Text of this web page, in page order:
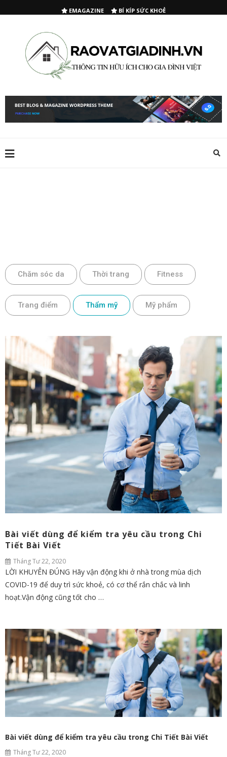
EMAGAZINE BÍ KÍP SỨC KHOẺ
Chăm sóc da Thời trang Fitness
Trang điểm Thẩm mỹ Mỹ phẩm
Bài viết dùng để kiểm tra yêu cầu trong Chi
Tiết Bài Viết
Tháng Tư 22, 2020
LỜI KHUYÊN ĐÚNG Hãy vận động khi ở nhà trong mùa dịch
COVID-19 để duy trì sức khoẻ, có cơ thể rắn chắc và linh
hoạt.Vận động cũng tốt cho …
Bài viết dùng để kiểm tra yêu cầu trong Chi Tiết Bài Viết
Tháng Tư 22, 2020